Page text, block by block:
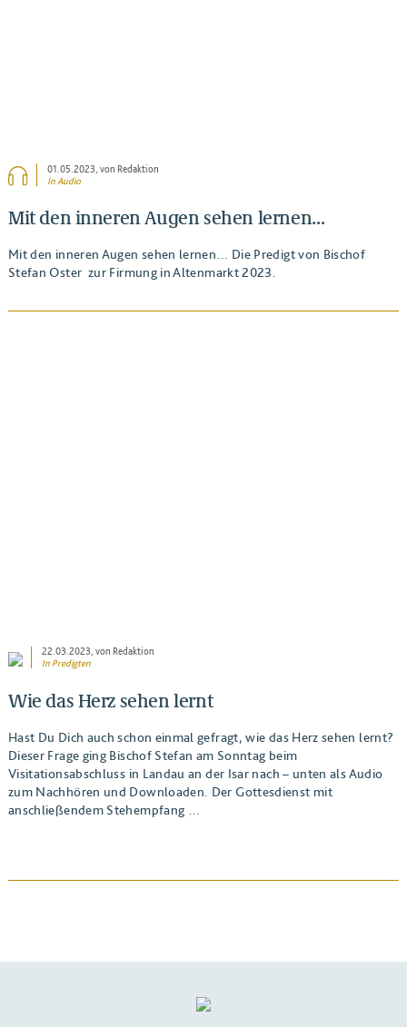
01.05.2023, von Redaktion
In Audio
Mit den inneren Augen sehen lernen…
Mit den inneren Augen sehen lernen… Die Predigt von Bischof
Stefan Oster zur Firmung in Altenmarkt 2023.
22.03.2023, von Redaktion
In Predigten
Wie das Herz sehen lernt
Hast Du Dich auch schon einmal gefragt, wie das Herz sehen lernt?
Dieser Frage ging Bischof Stefan am Sonntag beim
Visitationsabschluss in Landau an der Isar nach – unten als Audio
zum Nachhören und Downloaden. Der Gottesdienst mit
anschließendem Stehempfang …